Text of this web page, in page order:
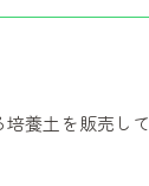
養土を販売し